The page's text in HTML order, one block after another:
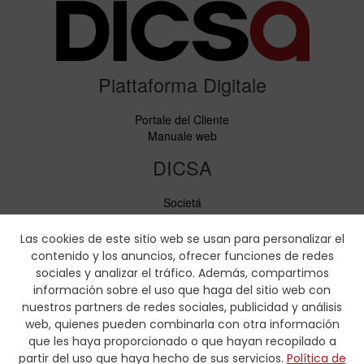
Las cookies de este sitio web se usan para personalizar el
contenido y los anuncios, ofrecer funciones de redes
sociales y analizar el tráfico. Además, compartimos
información sobre el uso que haga del sitio web con
nuestros partners de redes sociales, publicidad y análisis
web, quienes pueden combinarla con otra información
que les haya proporcionado o que hayan recopilado a
partir del uso que haya hecho de sus servicios. Política de
Piattaforma Digitale
Portale del Cliente
Manuale web
DICSA
Societá
Notizie ed Eventi
Servizi
Codice di condotta
Responsabilità sociale
Scaricare
Cataloghi di vendita
Certificati